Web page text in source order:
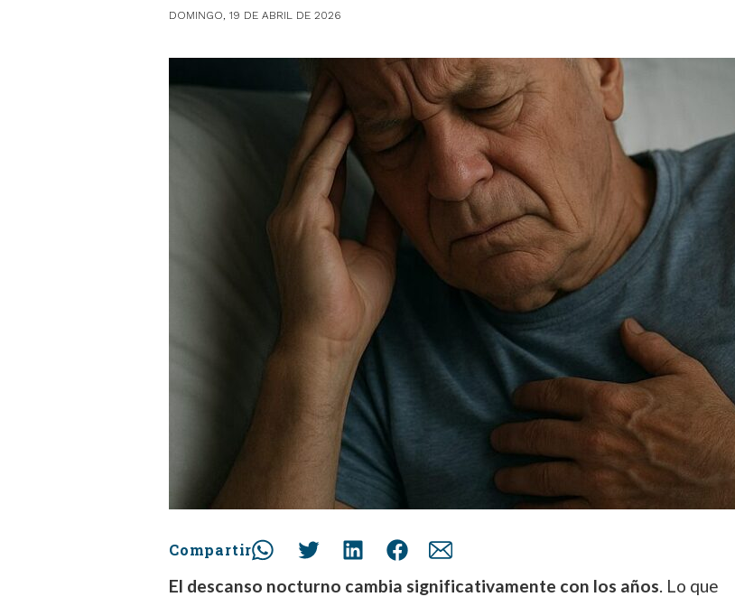
DOMINGO, 19 DE ABRIL DE 2026
Compartir
El descanso nocturno cambia significativamente con los años. Lo que